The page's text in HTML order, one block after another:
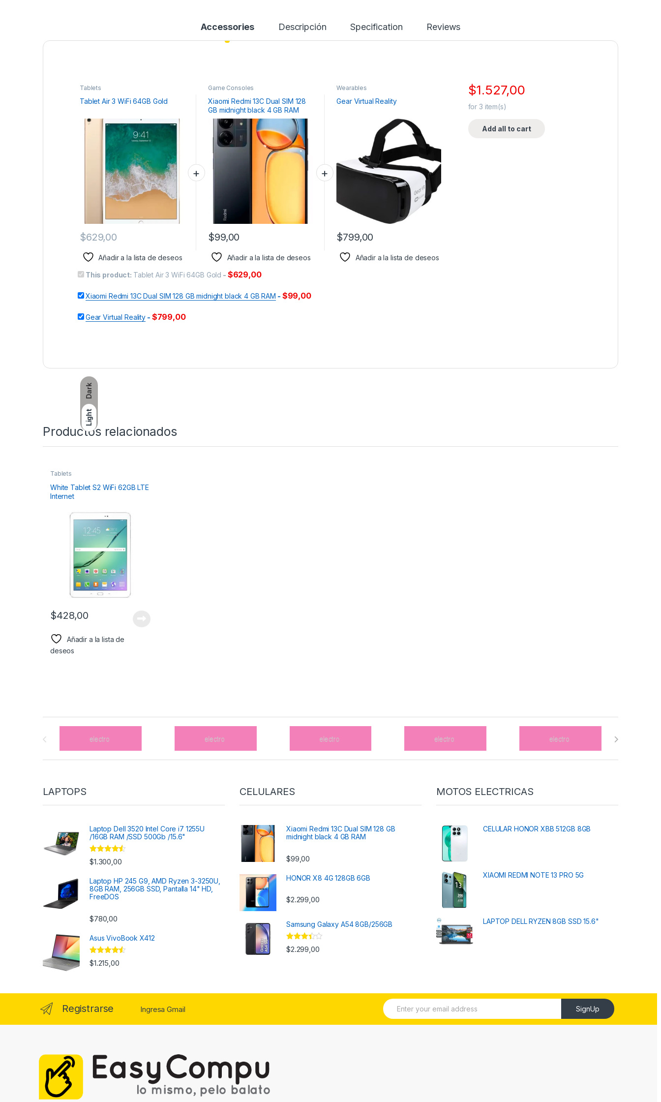
Dark
Light
Accessories Descripción Specification Reviews
Tablets
Tablet Air 3 WiFi 64GB Gold
$629,00
Añadir a la lista de deseos
Game Consoles
Xiaomi Redmi 13C Dual SIM 128
GB midnight black 4 GB RAM
$99,00
Añadir a la lista de deseos
Wearables
Gear Virtual Reality
$799,00
Añadir a la lista de deseos
This product: Tablet Air 3 WiFi 64GB Gold - $629,00
Xiaomi Redmi 13C Dual SIM 128 GB midnight black 4 GB RAM - $99,00
Gear Virtual Reality - $799,00
$1.527,00
for 3 item(s)
Add all to cart
Productos relacionados
Tablets
White Tablet S2 WiFi 62GB LTE
Internet
$428,00
Añadir a la lista de
deseos
Brands Carousel
LAPTOPS
Laptop Dell 3520 Intel Core i7 1255U
/16GB RAM /SSD 500Gb /15.6"
Valorado
con4.33
$1.300,00
Laptop HP 245 G9, AMD Ryzen 3-3250U,
8GB RAM, 256GB SSD, Pantalla 14" HD,
FreeDOS
$780,00
Asus VivoBook X412
Valorado
con4.33
$1.215,00
CELULARES
Xiaomi Redmi 13C Dual SIM 128 GB
midnight black 4 GB RAM
$99,00
HONOR X8 4G 128GB 6GB
$2.299,00
Samsung Galaxy A54 8GB/256GB
Valorado
con3.33
$2.299,00
MOTOS ELECTRICAS
CELULAR HONOR XBB 512GB 8GB
XIAOMI REDMI NOTE 13 PRO 5G
LAPTOP DELL RYZEN 8GB SSD 15.6"
Registrarse Ingresa Gmail
E
m
SignUp